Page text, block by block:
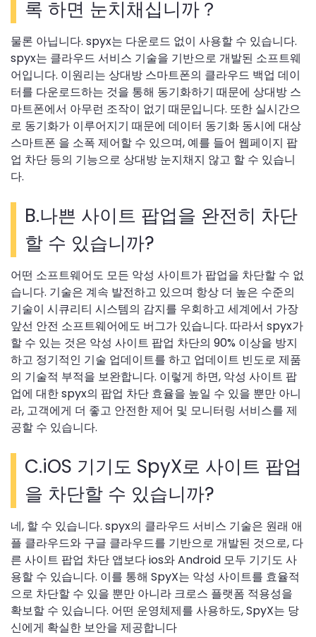
록 하면 눈치채십니까？
물론 아닙니다. spyx는 다운로드 없이 사용할 수 있습니다.
spyx는 클라우드 서비스 기술을 기반으로 개발된 소프트웨
어입니다. 이원리는 상대방 스마트폰의 클라우드 백업 데이
터를 다운로드하는 것을 통해 동기화하기 때문에 상대방 스
마트폰에서 아무런 조작이 없기 때문입니다. 또한 실시간으
로 동기화가 이루어지기 때문에 데이터 동기화 동시에 대상
스마트폰 을 소폭 제어할 수 있으며, 예를 들어 웹페이지 팝
업 차단 등의 기능으로 상대방 눈지채지 않고 할 수 있습니
다.
B.나쁜 사이트 팝업을 완전히 차단
할 수 있습니까?
어떤 소프트웨어도 모든 악성 사이트가 팝업을 차단할 수 없
습니다. 기술은 계속 발전하고 있으며 항상 더 높은 수준의
기술이 시큐리티 시스템의 감지를 우회하고 세계에서 가장
앞선 안전 소프트웨어에도 버그가 있습니다. 따라서 spyx가
할 수 있는 것은 악성 사이트 팝업 차단의 90% 이상을 방지
하고 정기적인 기술 업데이트를 하고 업데이트 빈도로 제품
의 기술적 부적을 보완합니다. 이렇게 하면, 악성 사이트 팝
업에 대한 spyx의 팝업 차단 효율을 높일 수 있을 뿐만 아니
라, 고객에게 더 좋고 안전한 제어 및 모니터링 서비스를 제
공할 수 있습니다.
C.iOS 기기도 SpyX로 사이트 팝업
을 차단할 수 있습니까?
네, 할 수 있습니다. spyx의 클라우드 서비스 기술은 원래 애
플 클라우드와 구글 클라우드를 기반으로 개발된 것으로, 다
른 사이트 팝업 차단 앱보다 ios와 Android 모두 기기도 사
용할 수 있습니다. 이를 통해 SpyX는 악성 사이트를 효율적
으로 차단할 수 있을 뿐만 아니라 크로스 플랫폼 적용성을
확보할 수 있습니다. 어떤 운영체제를 사용하도, SpyX는 당
신에게 확실한 보안을 제공합니다